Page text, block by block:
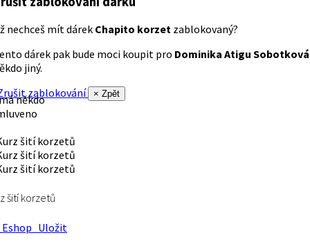
nechceš mít dárek Chapito korzet zablokovaný?
dárek pak bude moci koupit pro Dominika Atigu Sobotková
jiný.
zablokování
× Zpět
někdo
šití korzetů
Uložit